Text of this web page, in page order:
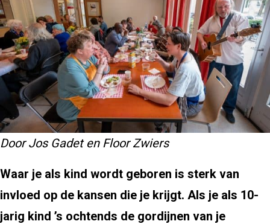
Door Jos Gadet en Floor Zwiers
Waar je als kind wordt geboren is sterk van
invloed op de kansen die je krijgt. Als je als 10-
jarig kind ’s ochtends de gordijnen van je